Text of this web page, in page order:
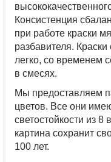
Консистенция
при работе краски
разбавителя.
легко, со временем
в смесях.
Мы предоставляем
цветов. Все они
светостойкости из 8
картина сохранит
100 лет.